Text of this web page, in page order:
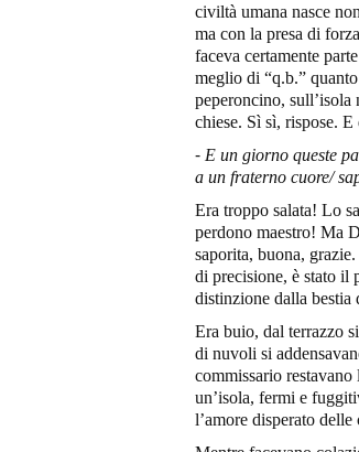
civiltà umana nasce
ma con la presa di
faceva certamente
meglio di “q.b.”
peperoncino, sull’isola
chiese. Sì sì, rispose.
⁃ E un giorno queste
a un fraterno cuore/
Era troppo salata! Lo
perdono maestro! Ma
saporita, buona,
di precisione, è stato il
distinzione dalla bestia
Era buio, dal terrazzo
di nuvoli si
commissario
un’isola, fermi e
l’amore disperato